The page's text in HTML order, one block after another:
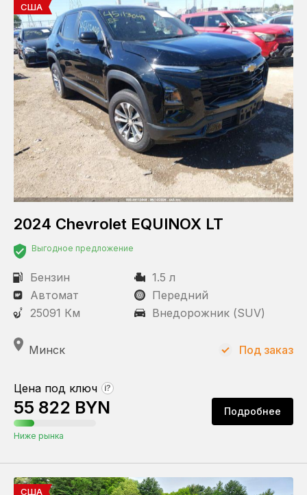
США
2024 Chevrolet EQUINOX LT
Выгодное предложение
Бензин
1.5 л
Автомат
Передний
25091 Км
Внедорожник (SUV)
Минск
Цена под ключ ?
55 822 BYN
Ниже рынка
Подробнее
Под заказ
США